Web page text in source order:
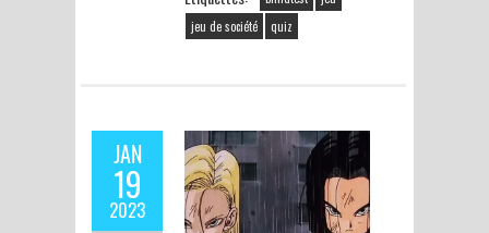
jeu de société
quiz
JAN
19
2023